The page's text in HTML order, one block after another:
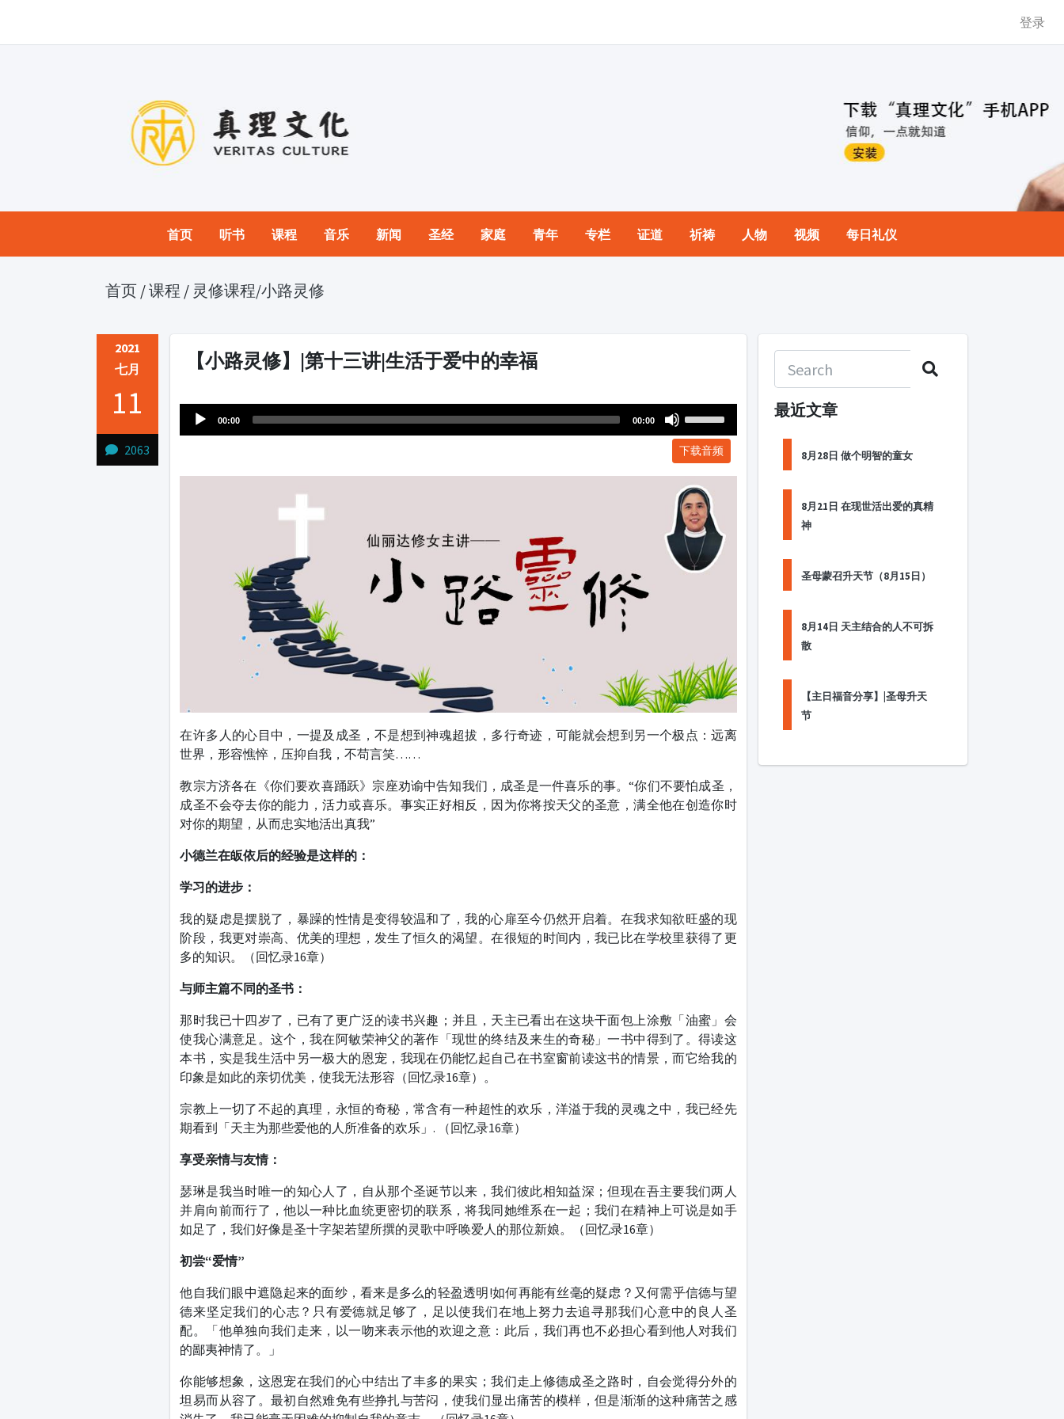
登录
首页 听书 课程 音乐 新闻 圣经 家庭 青年 专栏 证道 祈祷 人物 视频 每日礼仪
首页 /课程 / 灵修课程/小路灵修
2021
七月
11
2063
【小路灵修】|第十三讲|生活于爱中的幸福
Player
00:00 00:00
Arrow
to
increase
or
decrease
volume.
下载音频
在许多人的心目中，一提及成圣，不是想到神魂超拔，多行奇迹，可能就会想到另一个极点：远离
世界，形容憔悴，压抑自我，不苟言笑……
教宗方济各在《你们要欢喜踊跃》宗座劝谕中告知我们，成圣是一件喜乐的事。“你们不要怕成圣，
成圣不会夺去你的能力，活力或喜乐。事实正好相反，因为你将按天父的圣意，满全他在创造你时
对你的期望，从而忠实地活出真我”
​小德兰在皈依后的经验是这样的：
学习的进步：
我的疑虑是摆脱了，暴躁的性情是变得较温和了，我的心扉至今仍然开启着。在我求知欲旺盛的现
阶段，我更对崇高、优美的理想，发生了恒久的渴望。在很短的时间内，我已比在学校里获得了更
多的知识。（回忆录16章）
与师主篇不同的圣书：
那时我已十四岁了，已有了更广泛的读书兴趣；并且，天主已看出在这块干面包上涂敷「油蜜」会
使我心满意足。这个，我在阿敏荣神父的著作「现世的终结及来生的奇秘」一书中得到了。得读这
本书，实是我生活中另一极大的恩宠，我现在仍能忆起自己在书室窗前读这书的情景，而它给我的
印象是如此的亲切优美，使我无法形容（回忆录16章）。
宗教上一切了不起的真理，永恒的奇秘，常含有一种超性的欢乐，洋溢于我的灵魂之中，我已经先
期看到「天主为那些爱他的人所准备的欢乐」. （回忆录16章）
享受亲情与友情：
瑟琳是我当时唯一的知心人了，自从那个圣诞节以来，我们彼此相知益深；但现在吾主要我们两人
并肩向前而行了，他以一种比血统更密切的联系，将我同她维系在一起；我们在精神上可说是如手
如足了，我们好像是圣十字架若望所撰的灵歌中呼唤爱人的那位新娘。（回忆录16章）
初尝“爱情”
他自我们眼中遮隐起来的面纱，看来是多么的轻盈透明!如何再能有丝毫的疑虑？又何需乎信德与望
德来坚定我们的心志？只有爱德就足够了，足以使我们在地上努力去追寻那我们心意中的良人圣
配。「他单独向我们走来，以一吻来表示他的欢迎之意：此后，我们再也不必担心看到他人对我们
的鄙夷神情了。」
你能够想象，这恩宠在我们的心中结出了丰多的果实；我们走上修德成圣之路时，自会觉得分外的
坦易而从容了。最初自然难免有些挣扎与苦闷，使我们显出痛苦的模样，但是渐渐的这种痛苦之感
最近文章
8月28日 做个明智的童女
8月21日 在现世活出爱的真精
神
圣母蒙召升天节（8月15日）
8月14日 天主结合的人不可拆
散
【主日福音分享】|圣母升天
节